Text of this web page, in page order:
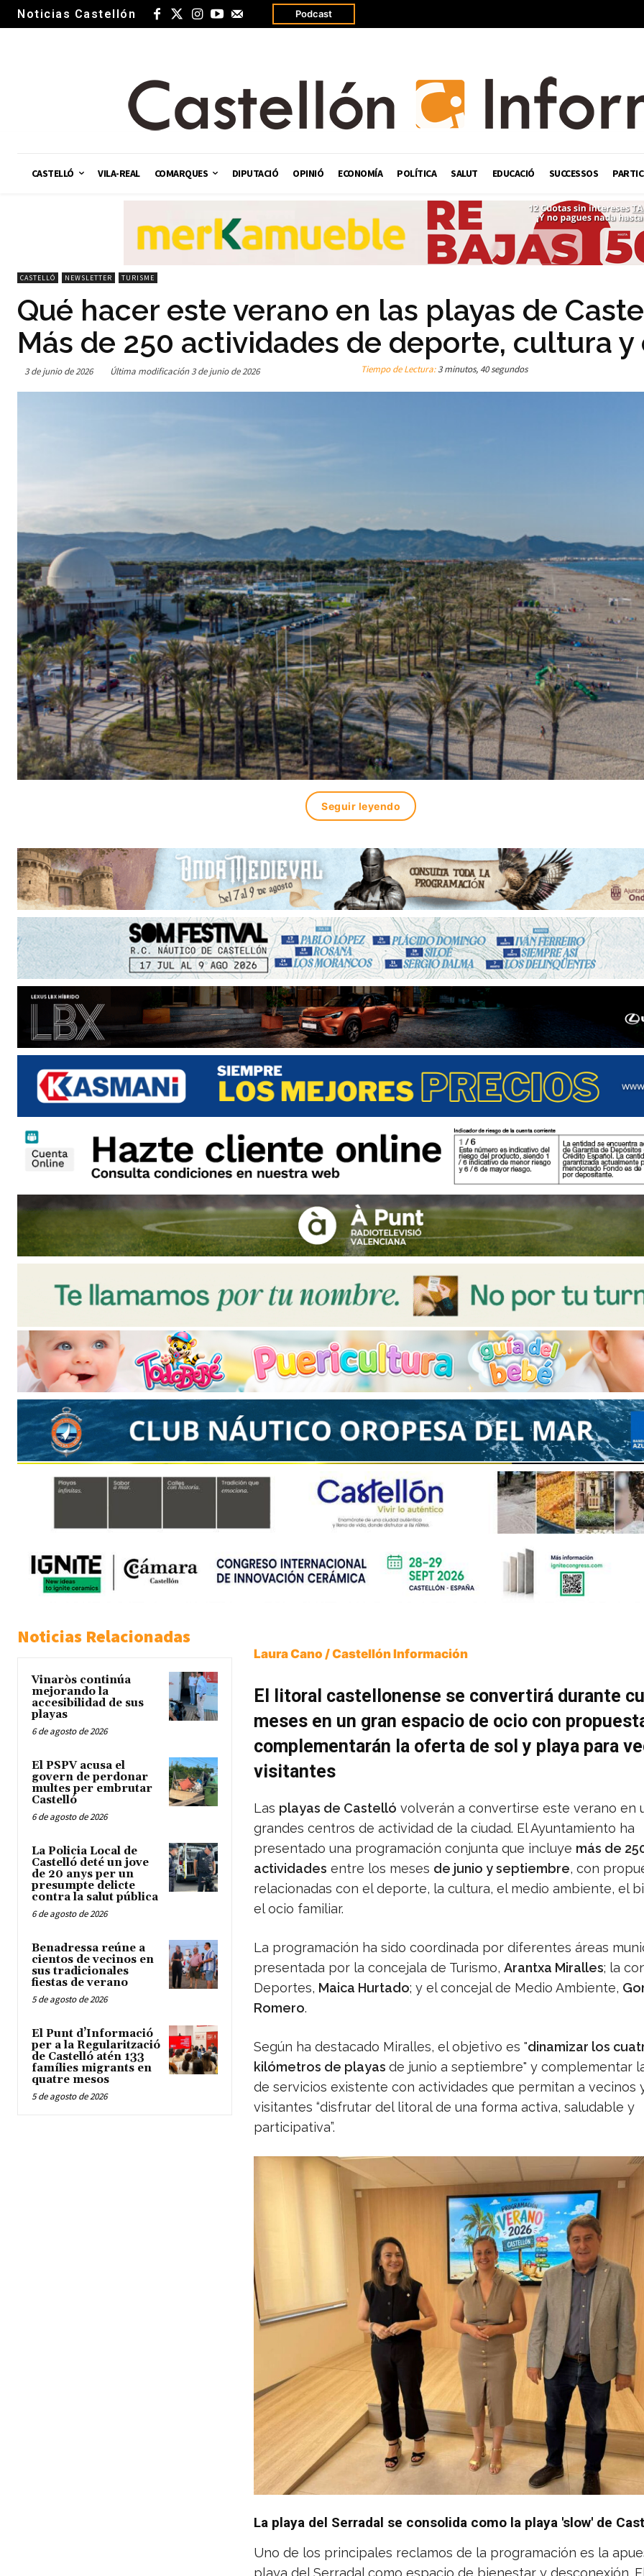
Noticias Castellón Podcast
CASTELLÓ VILA-REAL COMARQUES DIPUTACIÓ OPINIÓ ECONOMÍA POLÍTICA SALUT EDUCACIÓ SUCCESSOS
CASTELLÓ NEWSLETTER TURISME
Qué hacer este verano en las playas de
Más de 250 actividades de deporte, cultura y
3 de junio de 2026 Última modificación 3 de junio de 2026 Tiempo de Lectura:3 minutos, 40 segundos
Seguir leyendo
Noticias Relacionadas
Vinaròs continúa
mejorando la
accesibilidad de sus
playas
6 de agosto de 2026
El PSPV acusa el
govern de perdonar
multes per embrutar
Castelló
6 de agosto de 2026
La Policia Local de
Castelló deté un jove
de 20 anys per un
presumpte delicte
contra la salut pública
6 de agosto de 2026
Benadressa reúne a
cientos de vecinos en
sus tradicionales
fiestas de verano
5 de agosto de 2026
El Punt d’Informació
per a la Regularització
de Castelló atén 133
famílies migrants en
quatre mesos
5 de agosto de 2026
Laura Cano / Castellón Información
El litoral castellonense se convertirá durante
meses en un gran espacio de ocio con
complementarán la oferta de sol y playa para
visitantes
Las playas de Castelló volverán a convertirse este verano en
grandes centros de actividad de la ciudad. El Ayuntamiento ha
presentado una programación conjunta que incluye más de
actividades entre los meses de junio y septiembre, con
relacionadas con el deporte, la cultura, el medio ambiente, el
el ocio familiar.
La programación ha sido coordinada por diferentes áreas
presentada por la concejala de Turismo, Arantxa Miralles; la
Deportes, Maica Hurtado; y el concejal de Medio Ambiente,
Romero.
Según ha destacado Miralles, el objetivo es "dinamizar los
kilómetros de playas de junio a septiembre" y complementar
de servicios existente con actividades que permitan a vecinos
visitantes “disfrutar del litoral de una forma activa, saludable y
participativa”.
La playa del Serradal se consolida como la playa 'slow' de
Uno de los principales reclamos de la programación es la
playa del Serradal como espacio de bienestar y desconexión.